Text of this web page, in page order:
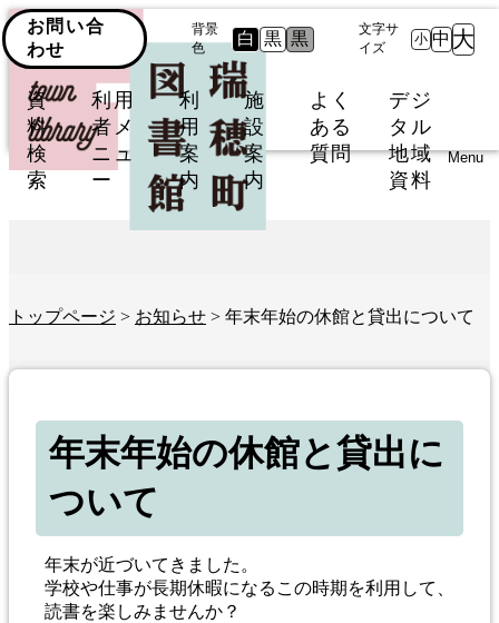
お問い合
わせ
背景
色
白 黒 黒
文字サ
イズ
小 中 大
資
料
検
索
利用
者メ
ニュ
ー
利
用
案
内
施
設
案
内
よく
ある
質問
デジ
タル
地域
資料
Menu
トップページ > お知らせ > 年末年始の休館と貸出について
年末年始の休館と貸出に
ついて
年末が近づいてきました。
学校や仕事が長期休暇になるこの時期を利用して、
読書を楽しみませんか？